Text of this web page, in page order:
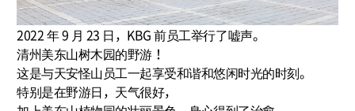
2022 年 9 月 23 日，KBG 前员工举行了嘘声。
清州美东山树木园的野游！
这是与天安怪山员工一起享受和谐和悠闲时光的时刻。
特别是在野游日，天气很好，